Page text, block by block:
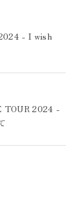
- I wish
TOUR 2024 -